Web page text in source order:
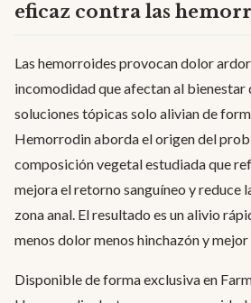
eficaz contra las
Las hemorroides provocan dolor
incomodidad que afectan al bienestar
soluciones tópicas solo alivian de
Hemorrodin aborda el origen del
composición vegetal estudiada que
mejora el retorno sanguíneo y reduce
zona anal. El resultado es un alivio
menos dolor menos hinchazón y
Disponible de forma exclusiva en